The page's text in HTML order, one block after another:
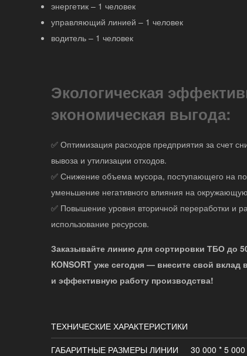
энергетик – 1 человек
управляющий линией – 1 человек
водитель – 1 человек
Экологическая
экономическая выгода:
✅ Оптимизация расходов предприятия за счет
вывоза и утилизации отходов.
✅ Снижение объема мусора, поступающего на
уменьшение негативного влияния на
✅ Повышение уровня вторичной переработки и
использование ресурсов.
Заказывайте линию для сортировки ТБО до
KONSORT уже сегодня — внесите свой вклад
и эффективную работу производства!
ТЕХНИЧЕСКИЕ ХАРАКТЕРИСТИКИ
ГАБАРИТНЫЕ РАЗМЕРЫ ЛИНИИ
30 000 * 5